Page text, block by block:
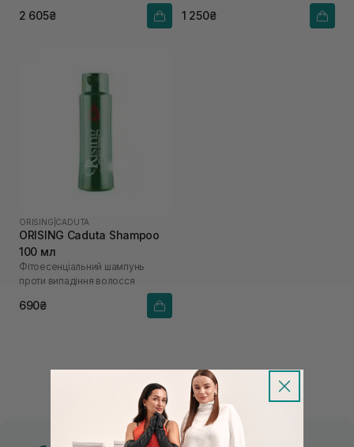
2 605₴ 1 250₴
ORISING CADUTA
ORISING Caduta Shampoo
100 мл
Фітоесенціальний шампунь
проти випадіння волосся
690₴